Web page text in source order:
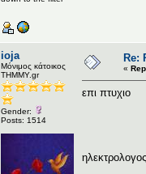
ioja
Μόνιμος κάτοικος
ΤΗΜΜΥ.gr
Gender:
Posts: 1514
Re:
«
επι πτυχιο